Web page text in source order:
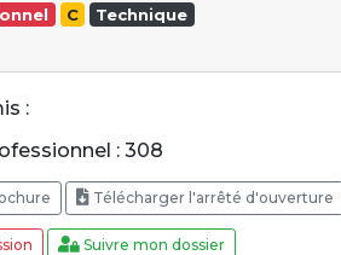
C Technique
:
: 308
Télécharger l'arrêté d'ouverture
Suivre mon dossier